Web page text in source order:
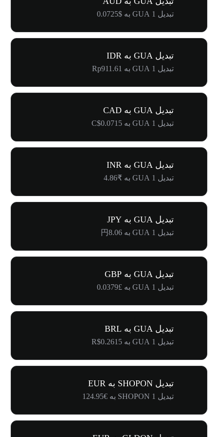
تبدیل 1 GUA به $0.0725
تبدیل GUA به IDR
تبدیل 1 GUA به Rp911.61
تبدیل GUA به CAD
تبدیل 1 GUA به C$0.0715
تبدیل GUA به INR
تبدیل 1 GUA به ₹4.86
تبدیل GUA به JPY
تبدیل 1 GUA به 円8.06
تبدیل GUA به GBP
تبدیل 1 GUA به £0.0379
تبدیل GUA به BRL
تبدیل 1 GUA به R$0.2615
تبدیل SHOPON به EUR
تبدیل 1 SHOPON به €124.95